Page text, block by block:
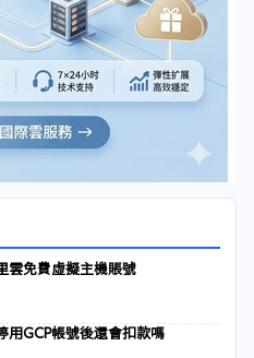
雲免費虛擬主機賬號
用GCP帳號後還會扣款嗎